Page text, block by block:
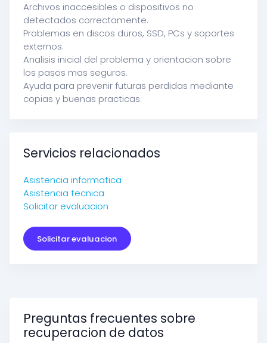
Archivos inaccesibles o dispositivos no
detectados correctamente.
Problemas en discos duros, SSD, PCs y soportes
externos.
Analisis inicial del problema y orientacion sobre
los pasos mas seguros.
Ayuda para prevenir futuras perdidas mediante
copias y buenas practicas.
Servicios relacionados
Asistencia informatica
Asistencia tecnica
Solicitar evaluacion
Solicitar evaluacion
Preguntas frecuentes sobre
recuperacion de datos